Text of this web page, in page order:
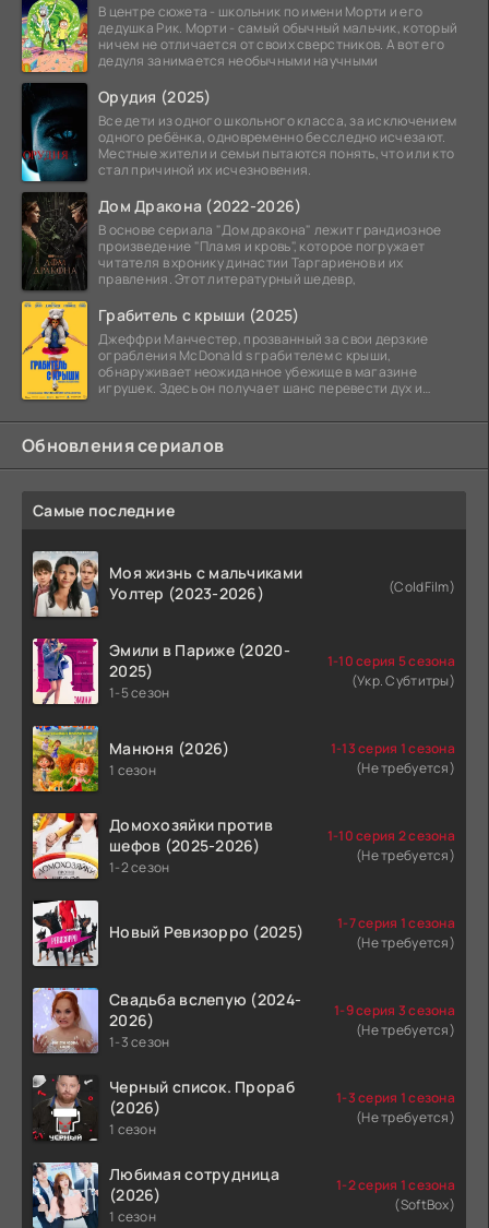
В центре сюжета - школьник по имени Морти и его
дедушка Рик. Морти - самый обычный мальчик, который
ничем не отличается от своих сверстников. А вот его
дедуля занимается необычными научными
Орудия (2025)
Все дети из одного школьного класса, за исключением
одного ребёнка, одновременно бесследно исчезают.
Местные жители и семьи пытаются понять, что или кто
стал причиной их исчезновения.
Дом Дракона (2022-2026)
В основе сериала "Дом дракона" лежит грандиозное
произведение "Пламя и кровь", которое погружает
читателя в хронику династии Таргариенов и их
правления. Этот литературный шедевр,
Грабитель с крыши (2025)
Джеффри Манчестер, прозванный за свои дерзкие
ограбления McDonald s грабителем с крыши,
обнаруживает неожиданное убежище в магазине
игрушек. Здесь он получает шанс перевести дух и
Обновления сериалов
Самые последние
Моя жизнь с мальчиками
Уолтер (2023-2026)
(ColdFilm)
Эмили в Париже (2020-
2025)
1-5 сезон
1-10 серия 5 сезона
(Укр. Субтитры)
Манюня (2026)
1 сезон
1-13 серия 1 сезона
(Не требуется)
Домохозяйки против
шефов (2025-2026)
1-2 сезон
1-10 серия 2 сезона
(Не требуется)
Новый Ревизорро (2025)
1-7 серия 1 сезона
(Не требуется)
Свадьба вслепую (2024-
2026)
1-3 сезон
1-9 серия 3 сезона
(Не требуется)
Черный список. Прораб
(2026)
1 сезон
1-3 серия 1 сезона
(Не требуется)
Любимая сотрудница
(2026)
1 сезон
1-2 серия 1 сезона
(SoftBox)